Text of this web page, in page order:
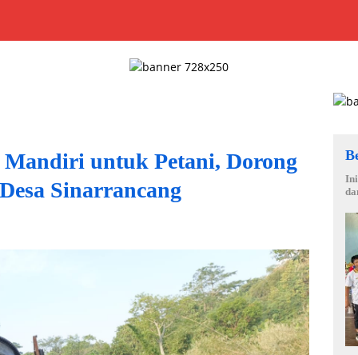
untuk Petani, Dorong
Sinarrancang